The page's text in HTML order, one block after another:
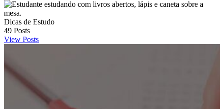
Dicas de Estudo
49 Posts
View Posts